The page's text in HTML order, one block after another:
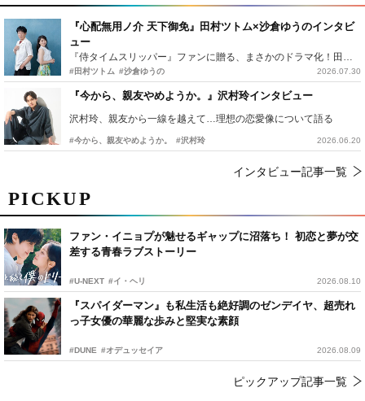
PICKUP
ファン・イニョプが魅せるギャップに沼落ち！ 初恋と夢が交
差する青春ラブストーリー
#U-NEXT #イ・ヘリ 2026.08.10
『スパイダーマン』も私生活も絶好調のゼンデイヤ、超売れ
っ子女優の華麗な歩みと堅実な素顔
#DUNE #オデュッセイア 2026.08.09
ピックアップ記事一覧
『心配無用ノ介 天下御免』田村ツトム×沙倉ゆうのインタビ
ュー
『侍タイムスリッパー』ファンに贈る、まさかのドラマ化！田村ツトム×沙倉ゆうのが語る『心配無用ノ介』撮影秘話
#田村ツトム #沙倉ゆうの 2026.07.30
『今から、親友やめようか。』沢村玲インタビュー
沢村玲、親友から一線を越えて…理想の恋愛像について語る
#今から、親友やめようか。 #沢村玲 2026.06.20
インタビュー記事一覧